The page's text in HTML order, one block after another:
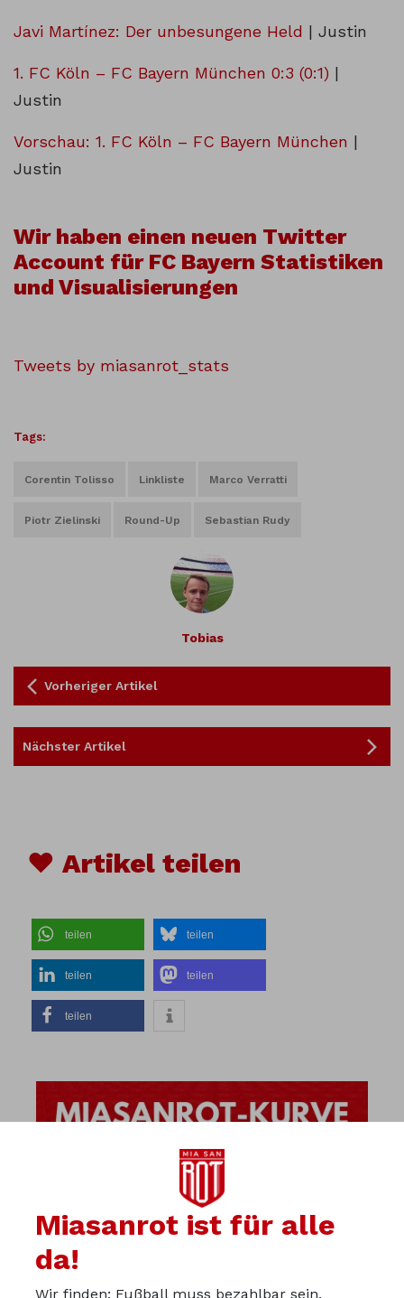
Javi Martínez: Der unbesungene Held | Justin
1. FC Köln – FC Bayern München 0:3 (0:1) |
Justin
Vorschau: 1. FC Köln – FC Bayern München |
Justin
Wir haben einen neuen Twitter
Account für FC Bayern Statistiken
und Visualisierungen
Tweets by miasanrot_stats
Tags:
Corentin Tolisso Linkliste Marco Verratti
Piotr Zielinski Round-Up Sebastian Rudy
Tobias
Vorheriger Artikel
Nächster Artikel
♥ Artikel teilen
teilen teilen
teilen teilen
teilen
Miasanrot ist für alle
da!
Wir finden: Fußball muss bezahlbar sein.